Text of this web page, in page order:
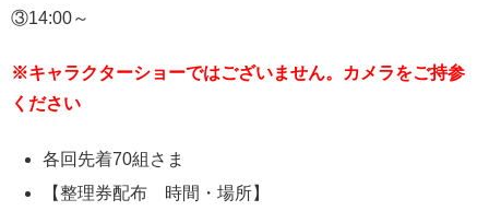
③14:00～
※キャラクターショーではございません。カメラをご持参
ください
各回先着70組さま
【整理券配布 時間・場所】